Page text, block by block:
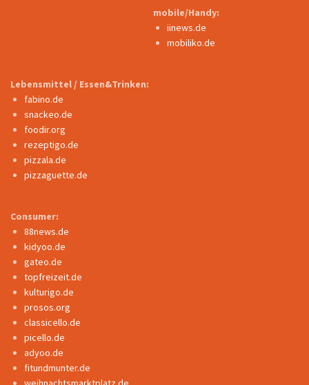
mobile/Handy:
iinews.de
mobiliko.de
Lebensmittel / Essen&Trinken:
fabino.de
snackeo.de
foodir.org
rezeptigo.de
pizzala.de
pizzaguette.de
Consumer:
88news.de
kidyoo.de
gateo.de
topfreizeit.de
kulturigo.de
prosos.org
classicello.de
picello.de
adyoo.de
fitundmunter.de